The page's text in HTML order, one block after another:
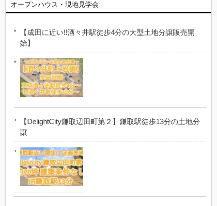
オープンハウス・現地見学会
【成田に近い!!酒々井駅徒歩4分の大型土地分譲販売開
始】
【DelightCity鎌取辺田町第２】鎌取駅徒歩13分の土地分
譲